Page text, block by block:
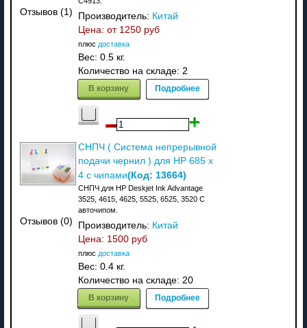
Отзывов (1) Производитель: Китай
Цена: от 1250 руб
плюс доставка
Вес: 0.5 кг.
Количество на складе: 2
В корзину Подробнее
Отзывов (0)
СНПЧ ( Система непрерывной
подачи чернил ) для HP 685 x
4 с чипами(Код: 13664)
СНПЧ для HP Deskjet Ink Advantage
3525, 4615, 4625, 5525, 6525, 3520 С
авточипом.
Производитель: Китай
Цена: 1500 руб
плюс доставка
Вес: 0.4 кг.
Количество на складе: 20
В корзину Подробнее